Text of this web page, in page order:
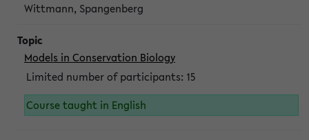
Wittmann, Spangenberg
Models in Conservation Biology
Limited number of participants: 15
Course taught in English